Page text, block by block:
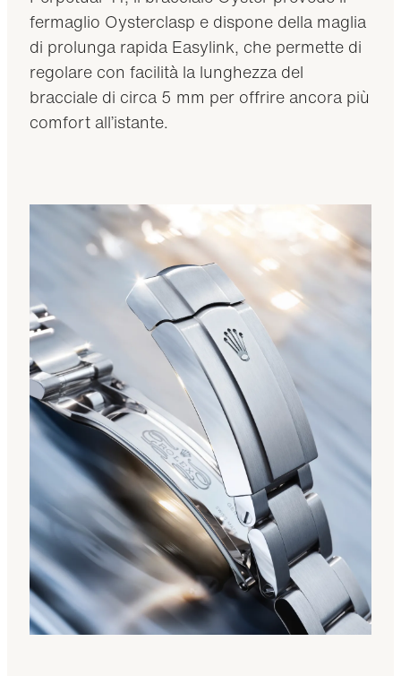
fermaglio Oysterclasp e dispone della maglia
di prolunga rapida Easylink, che permette di
regolare con facilità la lunghezza del
bracciale di circa 5 mm per offrire ancora più
comfort all’istante.